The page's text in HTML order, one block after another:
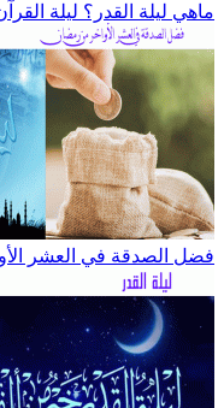
ماهي ليلة القدر؟ ليلة
فضل الصدقة في العشر